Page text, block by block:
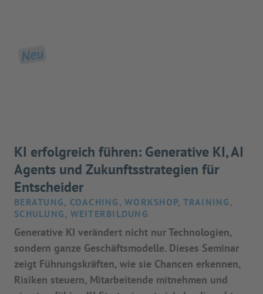
Neu
KI erfolgreich führen: Generative KI, AI
Agents und Zukunftsstrategien für
Entscheider
BERATUNG, COACHING, WORKSHOP, TRAINING,
SCHULUNG, WEITERBILDUNG
Generative KI verändert nicht nur Technologien,
sondern ganze Geschäftsmodelle. Dieses Seminar
zeigt Führungskräften, wie sie Chancen erkennen,
Risiken steuern, Mitarbeitende mitnehmen und